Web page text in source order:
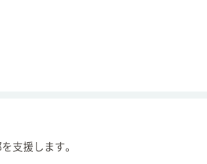
支援します。